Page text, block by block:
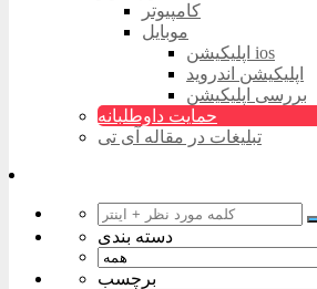
کامپیوتر
موبایل
اپلیکیشن ios
اپلیکیشن اندروید
بررسی اپلیکیشن
حمایت داوطلبانه
تبلیغات در مقاله آی تی
دسته بندی
برچسب